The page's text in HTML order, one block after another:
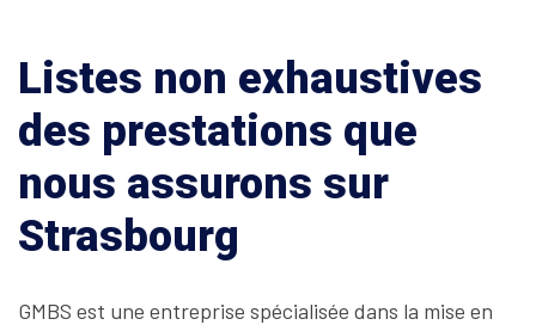
Listes non exhaustives
des prestations que
nous assurons sur
Strasbourg
GMBS est une entreprise spécialisée dans la mise en